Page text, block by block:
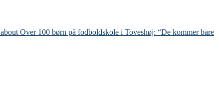
about Over 100 børn på fodboldskole i Toveshøj: “De kommer bare